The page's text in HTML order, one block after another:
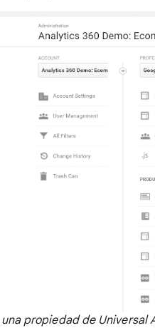
propiedad de Universal